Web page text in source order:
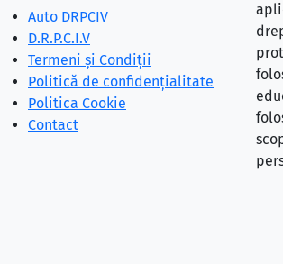
Auto DRPCIV
D.R.P.C.I.V
Termeni și Condiții
Politică de confidențialitate
Politica Cookie
Contact